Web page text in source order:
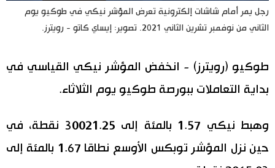
أشخاص
مجتمع
اللغة اليابانية تواصل معنا
رجل يمر أمام شاشات إلكترونية تعرض المؤشر نيكي في طوكيو يوم
الثاني من نوفمبر تشرين الثاني 2021. تصوير: إيساي كاتو - رويترز.
طوكيو (رويترز) - انخفض المؤشر نيكي القياسي في
بداية التعاملات ببورصة طوكيو يوم الثلاثاء.
وهبط نيكي‭‭‭ 1.57 ‬‬‬بالمئة إلى‭‭‭ 30021.25 ‬‬‬نقطة، في
حين نزل المؤشر توبكس الأوسع نطاقا‭‭‭ 1.67 ‬‬‬بالمئة إلى